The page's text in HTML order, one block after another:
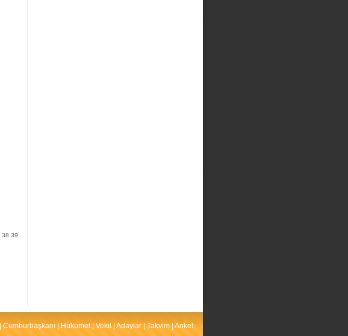
38 39
Cumhurbaşkanı Hükümet| Vekil Adaylar Takvim Anket